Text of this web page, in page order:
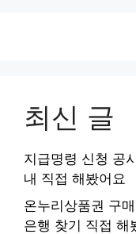
최신 글
지급명령 신청 공
내 직접 해봤어요
온누리상품권 구
은행 찾기 직접 해